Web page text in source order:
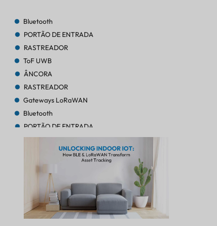
Bluetooth
PORTÃO DE ENTRADA
RASTREADOR
ToF UWB
ÂNCORA
RASTREADOR
Gateways LoRaWAN
Bluetooth
PORTÃO DE ENTRADA
RASTREADOR
RASTREADOR
Bluetooth AoA
PORTÃO DE ENTRADA
Bluetooth
PORTÃO DE ENTRADA
Bluetooth